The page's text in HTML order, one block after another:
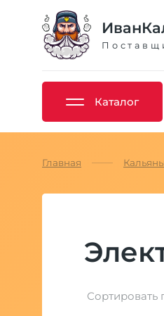
Каталог
Главная
Сортировать